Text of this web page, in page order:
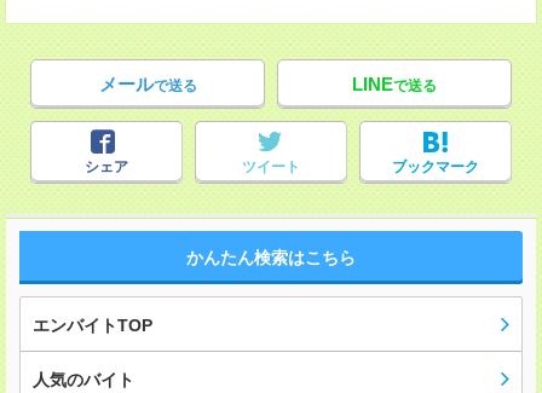
メールで送る LINEで送る
シェア ツイート ブックマーク
かんたん検索はこちら
エンバイトTOP
人気のバイト